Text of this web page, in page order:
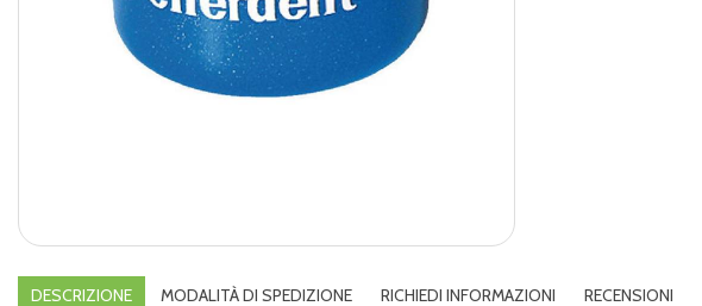
DESCRIZIONE MODALITÀ DI SPEDIZIONE RICHIEDI INFORMAZIONI RECENSIONI